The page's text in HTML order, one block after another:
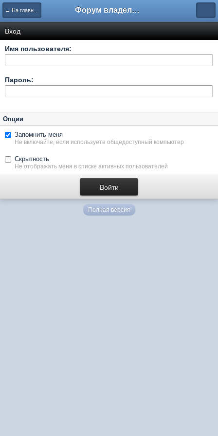
← На главную Форум владельцев интернет-магазинов
Вход
Имя пользователя:
Пароль:
Опции
Запомнить меня
Не включайте, если используете общедоступный компьютер
Скрытность
Не отображать меня в списке активных пользователей
Полная версия